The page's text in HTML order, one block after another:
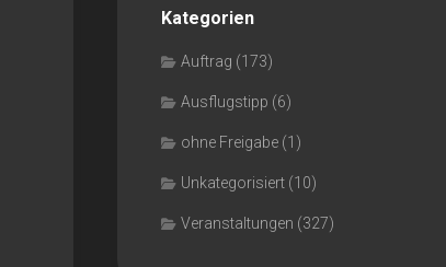
Kategorien
Auftrag (173)
Ausflugstipp (6)
ohne Freigabe (1)
Unkategorisiert (10)
Veranstaltungen (327)